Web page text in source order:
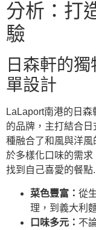
分析：打
驗
日森軒的
單設計
LaLaport南港的日
的品牌，主打結合
種融合了和風與洋
於多樣化口味的需
找到自己喜愛的餐點.
菜色豐富： 從
理，到義大利
口味多元： 不